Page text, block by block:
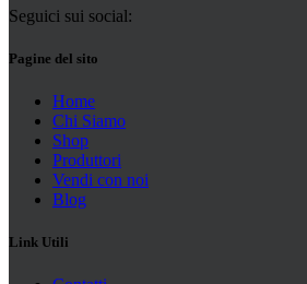
Seguici sui social:
Pagine del sito
Home
Chi Siamo
Shop
Produttori
Vendi con noi
Blog
Link Utili